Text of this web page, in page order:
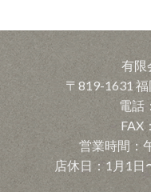
有限
〒819-1631
電話
FAX
営業時間：
店休日：1月1